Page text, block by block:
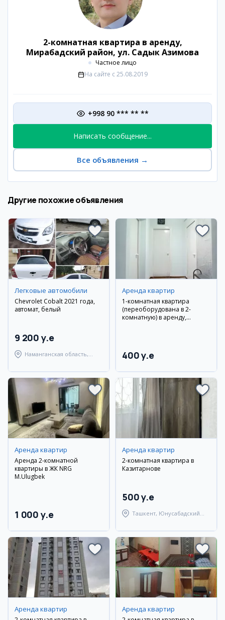
2-комнатная квартира в аренду,
Мирабадский район, ул. Садык Азимова
Частное лицо
На сайте с 25.08.2019
+998 90 *** ** **
Написать сообщение...
Все объявления →
Другие похожие объявления
Легковые автомобили
Chevrolet Cobalt 2021 года,
автомат, белый
9 200 y.e
Наманганская область,
Аренда квартир
1-комнатная квартира
(переоборудована в 2-
комнатную) в аренду,
400 y.e
Аренда квартир
Аренда 2-комнатной
квартиры в ЖК NRG
M.Ulugbek
1 000 y.e
Аренда квартир
2-комнатная квартира в
Казитарнове
500 y.e
Ташкент, Юнусабадский
Аренда квартир Аренда квартир